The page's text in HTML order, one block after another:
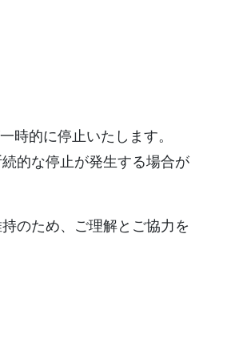
時的に停止いたします。
的な停止が発生する場合が
のため、ご理解とご協力を